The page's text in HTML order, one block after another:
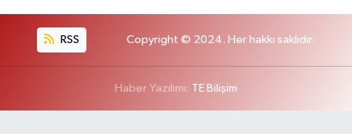
RSS Copyright © 2024. Her hakkı saklıdır.
Haber Yazılımı: TE Bilişim